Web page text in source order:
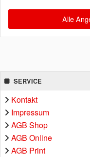
Alle
SERVICE
Kontakt
Impressum
AGB Shop
AGB Online
AGB Print